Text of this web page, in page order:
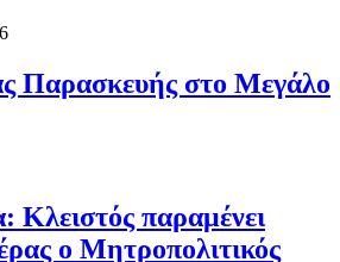
Παρασκευής στο Μεγάλο
Κλειστός παραμένει
ο Μητροπολιτικός